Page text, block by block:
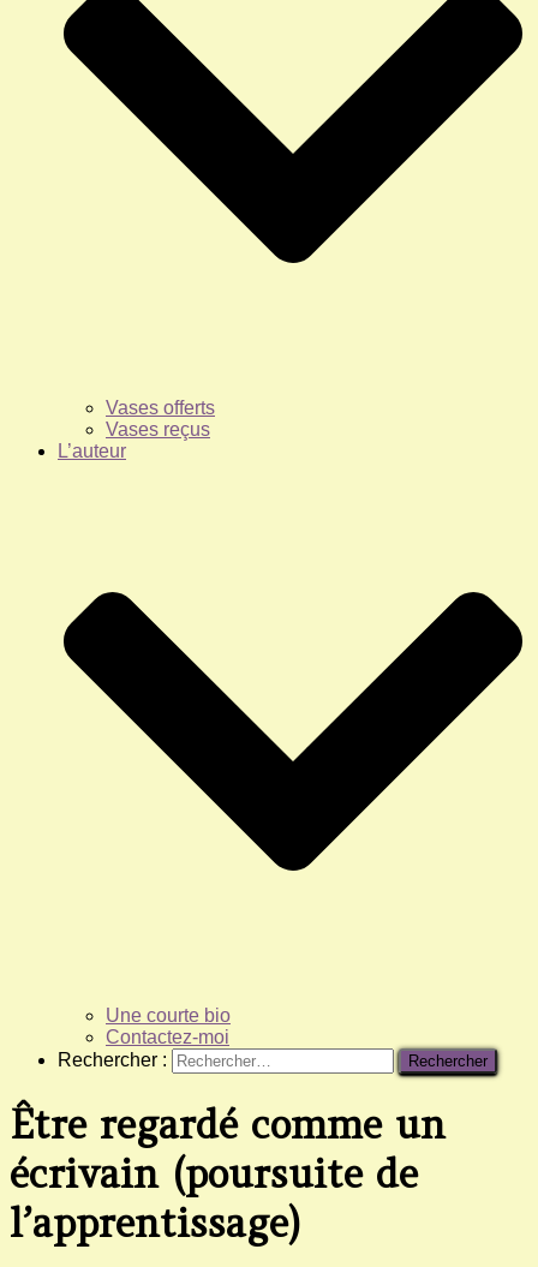
Vases offerts
Vases reçus
L’auteur
Une courte bio
Contactez-moi
Rechercher :
Être regardé comme un
écrivain (poursuite de
l’apprentissage)